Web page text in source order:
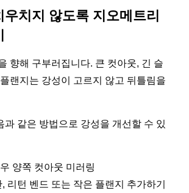
치지 않도록 지오메트리
향해 구부러집니다. 큰 컷아웃, 긴 슬
랜지는 강성이 고르지 않고 뒤틀림을
과 같은 방법으로 강성을 개선할 수 있
양쪽 컷아웃 미러링
리턴 벤드 또는 작은 플랜지 추가하기